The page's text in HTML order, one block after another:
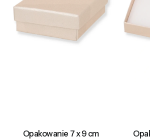
Opakowanie 7 x 9 cm